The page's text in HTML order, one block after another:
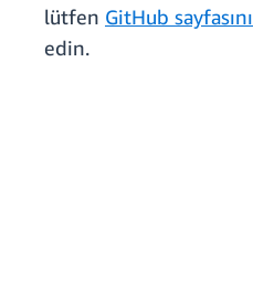
lütfen GitHub sayfasını
edin.